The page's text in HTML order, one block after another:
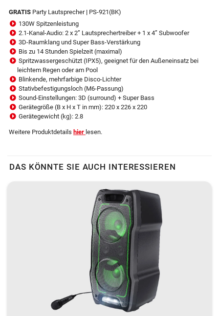
GRATIS Party Lautsprecher| PS-921(BK)
130W Spitzenleistung
2.1-Kanal-Audio: 2 x 2” Lautsprechertreiber + 1 x 4” Subwoofer
3D-Raumklang und Super Bass-Verstärkung
Bis zu 14 Stunden Spielzeit (maximal)
Spritzwassergeschützt (IPX5), geeignet für den Außeneinsatz bei
leichtem Regen oder am Pool
Blinkende, mehrfarbige Disco-Lichter
Stativbefestigungsloch (M6-Passung)
Sound-Einstellungen: 3D (surround) + Super Bass
Gerätegröße (B x H x T in mm): 220 x 226 x 220
Gerätegewicht (kg): 2.8
Weitere Produktdetails hier lesen.
DAS KÖNNTE SIE AUCH INTERESSIEREN